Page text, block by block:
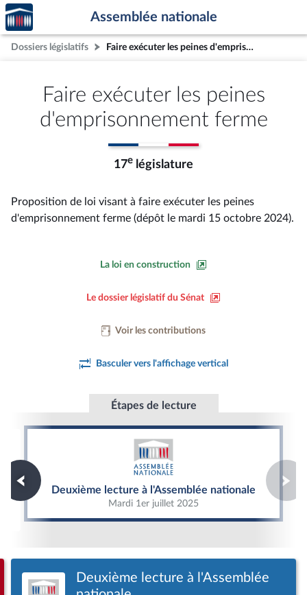
Aller au contenu
Aller en bas de la page
Accèder
à la
page
d'accueil
Assemblée nationale
Dossiers législatifs Faire exécuter les peines d'emprisonnement ferme
Faire exécuter les peines
d'emprisonnement ferme
17e législature
Proposition de loi visant à faire exécuter les peines
d'emprisonnement ferme (dépôt le mardi 15 octobre 2024).
La loi en construction
Le dossier législatif du Sénat
Voir les contributions
Basculer vers l'affichage vertical
Étapes de lecture
Deuxième lecture à l'Assemblée nationale
Mardi 1er juillet 2025
Deuxième lecture à l'Assemblée nationale
Deuxième lecture à l'Assemblée